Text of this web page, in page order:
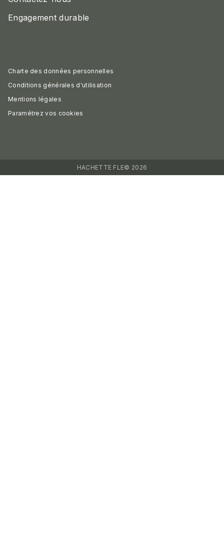
Engagement durable
Charte des données personnelles
Conditions générales d'utilisation
Mentions légales
Paramétrez vos cookies
HACHETTE FLE© 2026